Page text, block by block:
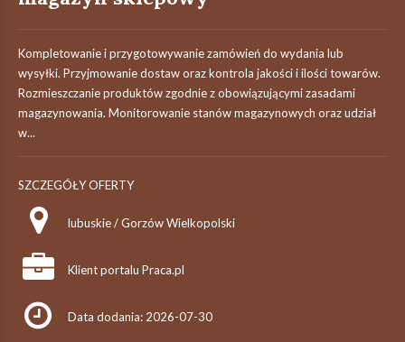
Kompletowanie i przygotowywanie zamówień do wydania lub
wysyłki. Przyjmowanie dostaw oraz kontrola jakości i ilości towarów.
Rozmieszczanie produktów zgodnie z obowiązującymi zasadami
magazynowania. Monitorowanie stanów magazynowych oraz udział
w...
SZCZEGÓŁY OFERTY
lubuskie / Gorzów Wielkopolski
Klient portalu Praca.pl
Data dodania: 2026-07-30